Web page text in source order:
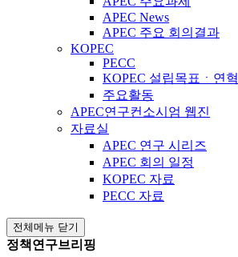
APEC News
APEC 주요 회의결과
KOPEC
PECC
KOPEC 설립목표ㆍ연혁
주요활동
APEC연구컨소시엄 웹진
자료실
APEC 연구 시리즈
APEC 회의 일정
KOPEC 자료
PECC 자료
전체메뉴 닫기
정책연구브리핑